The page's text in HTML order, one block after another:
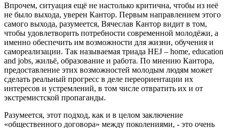
Впрочем, ситуация ещё не настолько критична, чтобы из неё
не было выхода, уверен Кантор. Первым направлением этого
самого выхода, разумеется, Вячеслав Кантор видит в том,
чтобы удовлетворить потребности современной молодёжи, а
именно обеспечить им возможности для жизни, обучения и
самореализации. Так называемая триада HEJ – home, education
and jobs, жильё, образование и работа. По мнению Кантора,
предоставление этих возможностей молодым людям может
сделать реальный прогресс в деле переориентации их
интересов и устремлений, в том числе отвратить их и от
экстремистской пропаганды.
Разумеется, этот подход, как и в целом заключение
«общественного договора» между поколениями, - это очень